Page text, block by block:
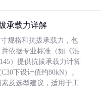
承载力详解
规格和抗拔承载力，包
依据专业标准（如《混
）提供抗拔承载力计算
下设计值约80kN）。
及选型建议，适用于工